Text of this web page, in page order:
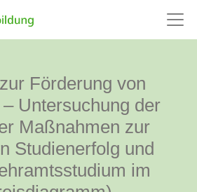
Förderung von
Untersuchung der
Maßnahmen zur
Studienerfolg und
im